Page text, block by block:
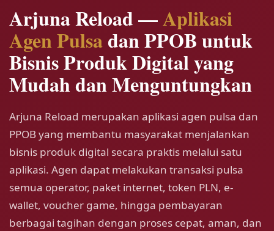
Arjuna Reload —Aplikasi
Agen Pulsadan PPOB untuk
Bisnis Produk Digital yang
Mudah dan Menguntungkan
Arjuna Reload merupakan aplikasi agen pulsa dan
PPOB yang membantu masyarakat menjalankan
bisnis produk digital secara praktis melalui satu
aplikasi. Agen dapat melakukan transaksi pulsa
semua operator, paket internet, token PLN, e-
wallet, voucher game, hingga pembayaran
berbagai tagihan dengan proses cepat, aman, dan